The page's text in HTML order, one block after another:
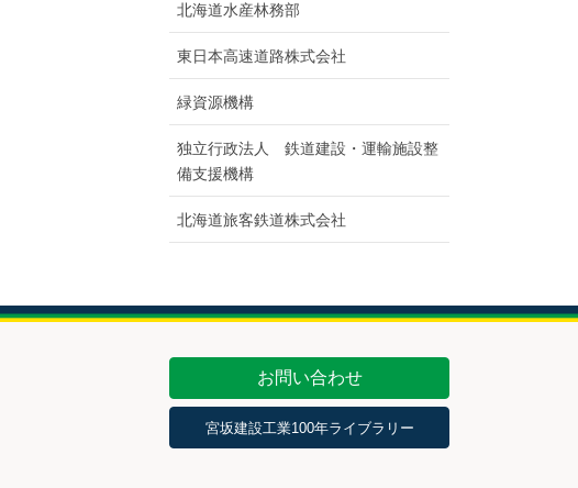
北海道水産林務部
東日本高速道路株式会社
緑資源機構
独立行政法人 鉄道建設・運輸施設整
備支援機構
北海道旅客鉄道株式会社
お問い合わせ
宮坂建設工業100年ライブラリー